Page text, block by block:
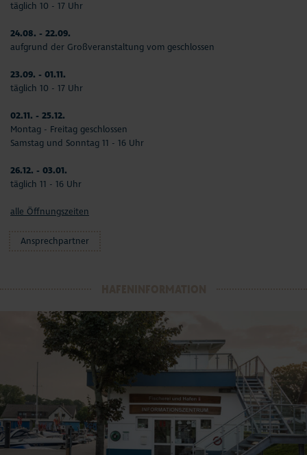
täglich 10 - 17 Uhr
24.08. - 22.09.
aufgrund der Großveranstaltung vom geschlossen
23.09. - 01.11.
täglich 10 - 17 Uhr
02.11. - 25.12.
Montag - Freitag geschlossen
Samstag und Sonntag 11 - 16 Uhr
26.12. - 03.01.
täglich 11 - 16 Uhr
alle Öffnungszeiten
Ansprechpartner